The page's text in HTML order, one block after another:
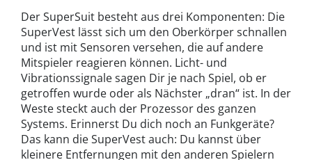
Der SuperSuit besteht aus drei Komponenten: Die
SuperVest lässt sich um den Oberkörper schnallen
und ist mit Sensoren versehen, die auf andere
Mitspieler reagieren können. Licht- und
Vibrationssignale sagen Dir je nach Spiel, ob er
getroffen wurde oder als Nächster „dran“ ist. In der
Weste steckt auch der Prozessor des ganzen
Systems. Erinnerst Du dich noch an Funkgeräte?
Das kann die SuperVest auch: Du kannst über
kleinere Entfernungen mit den anderen Spielern